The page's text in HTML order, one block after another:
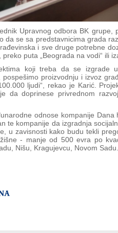
Upravnog odbora BK grupe,
da se sa predstavnicima grada
i sve druge potrebne
puta „Beograda na vodi“ ili
koji treba da se izgrade
proizvodnju i izvoz
ljudi“, rekao je Karić.
da doprinese privrednom
odnose kompanije Dana
te kompanije da izgradnja
u zavisnosti kako budu tekli
- manje od 500 evra po
Nišu, Kragujevcu, Novom Sadu.